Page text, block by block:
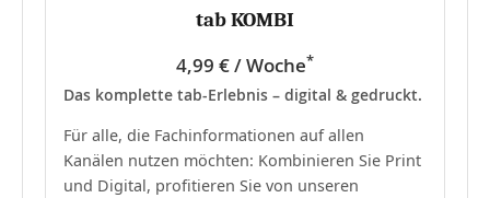
tab KOMBI
4,99 € / Woche*
Das komplette tab-Erlebnis – digital & gedruckt.
Für alle, die Fachinformationen auf allen
Kanälen nutzen möchten: Kombinieren Sie Print
und Digital, profitieren Sie von unseren